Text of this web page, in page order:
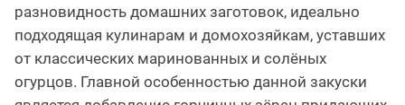
разновидность домашних заготовок, идеально
подходящая кулинарам и домохозяйкам, уставших
от классических маринованных и солёных
огурцов. Главной особенностью данной закуски